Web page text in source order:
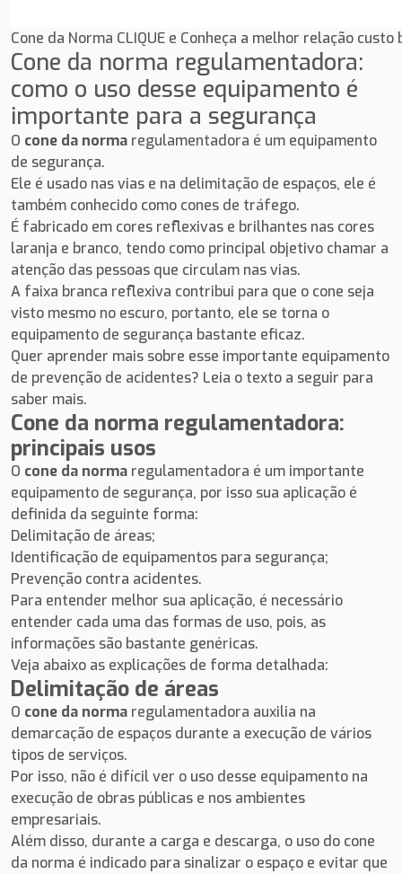
Cone da Norma CLIQUE e Conheça a melhor relação
Cone da norma regulamentadora:
como o uso desse equipamento é
importante para a segurança
O cone da norma regulamentadora é um equipamento
de segurança.
Ele é usado nas vias e na delimitação de espaços, ele é
também conhecido como cones de tráfego.
É fabricado em cores reflexivas e brilhantes nas cores
laranja e branco, tendo como principal objetivo chamar a
atenção das pessoas que circulam nas vias.
A faixa branca reflexiva contribui para que o cone seja
visto mesmo no escuro, portanto, ele se torna o
equipamento de segurança bastante eficaz.
Quer aprender mais sobre esse importante equipamento
de prevenção de acidentes? Leia o texto a seguir para
saber mais.
Cone da norma regulamentadora:
principais usos
O cone da norma regulamentadora é um importante
equipamento de segurança, por isso sua aplicação é
definida da seguinte forma:
Delimitação de áreas;
Identificação de equipamentos para segurança;
Prevenção contra acidentes.
Para entender melhor sua aplicação, é necessário
entender cada uma das formas de uso, pois, as
informações são bastante genéricas.
Veja abaixo as explicações de forma detalhada:
Delimitação de áreas
O cone da norma regulamentadora auxilia na
demarcação de espaços durante a execução de vários
tipos de serviços.
Por isso, não é difícil ver o uso desse equipamento na
execução de obras públicas e nos ambientes
empresariais.
Além disso, durante a carga e descarga, o uso do cone
da norma é indicado para sinalizar o espaço e evitar que